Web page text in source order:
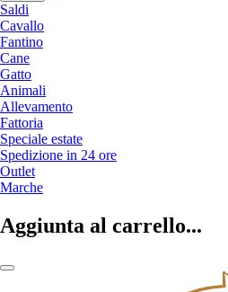
Saldi
Cavallo
Fantino
Cane
Gatto
Animali
Allevamento
Fattoria
Speciale estate
Spedizione in 24 ore
Outlet
Marche
Aggiunta al carrello...